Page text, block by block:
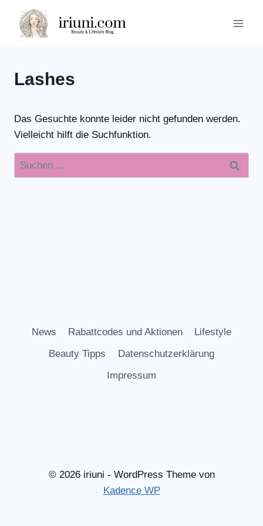
Inhalt
springen
Lashes
Das Gesuchte konnte leider nicht gefunden werden.
Vielleicht hilft die Suchfunktion.
Suchen
nach:
News Rabattcodes und Aktionen
Lifestyle
Beauty Tipps
Datenschutzerklärung
Impressum
© 2026 iriuni - WordPress Theme von
Kadence WP